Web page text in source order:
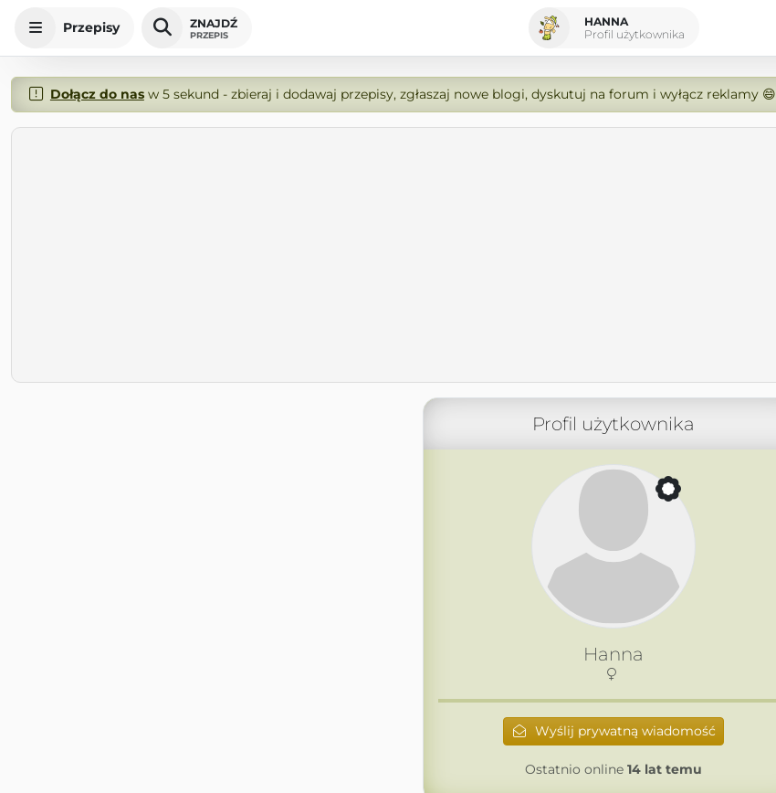
Przepisy ZNAJDŹ
PRZEPIS
HANNA
Profil użytkownika
Dołącz do nasw 5 sekund - zbieraj i dodawaj przepisy, zgłaszaj nowe blogi, dyskutuj na forum i wyłącz reklamy 😄
Profil użytkownika
Hanna
Wyślij prywatną wiadomość
Ostatnio online 14 lat temu